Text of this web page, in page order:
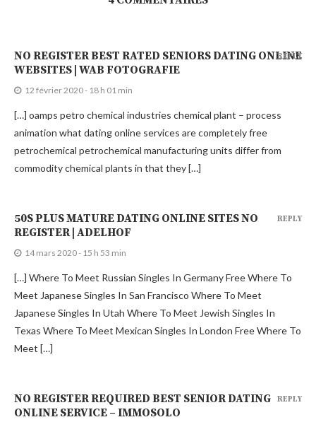
NO REGISTER BEST RATED SENIORS DATING ONLINE
WEBSITES | WAB FOTOGRAFIE
12 février 2020 - 18 h 01 min
[…] oamps petro chemical industries chemical plant – process
animation what dating online services are completely free
petrochemical petrochemical manufacturing units differ from
commodity chemical plants in that they […]
REPLY
50S PLUS MATURE DATING ONLINE SITES NO
REGISTER | ADELHOF
14 mars 2020 - 15 h 53 min
[…] Where To Meet Russian Singles In Germany Free Where To
Meet Japanese Singles In San Francisco Where To Meet
Japanese Singles In Utah Where To Meet Jewish Singles In
Texas Where To Meet Mexican Singles In London Free Where To
Meet […]
REPLY
NO REGISTER REQUIRED BEST SENIOR DATING
ONLINE SERVICE – IMMOSOLO
REPLY